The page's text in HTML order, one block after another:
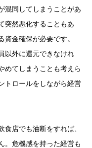
混同してしまうことがあ
突然悪化することもあ
資金確保が必要です。
以外に還元できなけれ
めてしまうことも考えら
トロールをしながら経営
店でも油断をすれば、
。危機感を持った経営も